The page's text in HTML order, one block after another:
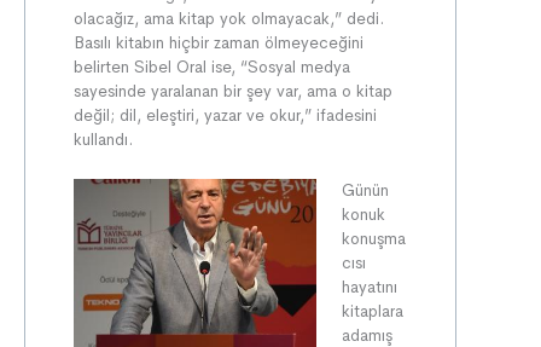
olacağız, ama kitap yok olmayacak,” dedi.
Basılı kitabın hiçbir zaman ölmeyeceğini
belirten Sibel Oral ise, “Sosyal medya
sayesinde yaralanan bir şey var, ama o kitap
değil; dil, eleştiri, yazar ve okur,” ifadesini
kullandı.
Günün
konuk
konuşma
cısı
hayatını
kitaplara
adamış